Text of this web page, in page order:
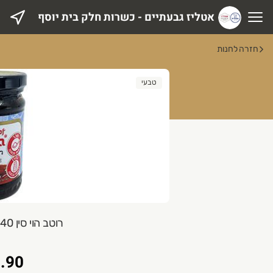
אטליז גבעתיים - כשרות חלק בית יוסף
אטליז גבעתיים - כשרות חלק בית יוסף
חזרה לחנות
טבעי
רוטב הוי סין 240 גרם Taste of Asia